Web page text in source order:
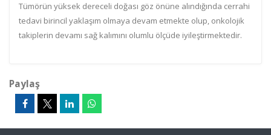
Tümörün yüksek dereceli doğası göz önüne alındığında cerrahi
tedavi birincil yaklaşım olmaya devam etmekte olup, onkolojik
takiplerin devamı sağ kalımını olumlu ölçüde iyileştirmektedir.
Paylaş